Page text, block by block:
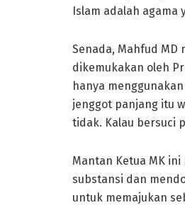
Islam adalah agama
Senada, Mahfud
dikemukakan oleh
hanya
jenggot panjang itu
tidak. Kalau bersuci
Mantan Ketua MK
substansi dan
untuk memajukan